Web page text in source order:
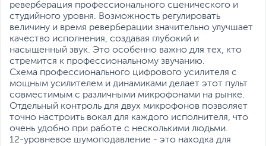
Размеры и вес
Размеры (Ш х В х Г) 28.7 х 15.1 х 5.8 см
Размеры упаковки (Ш х В
х Г)
34.5 х 21.5 х 11 см
Вес изделия 0.966 кг
Вес с упаковкой 1.75 кг
Заводские данные
Срок гарантии (мес.) 12
реверберация профессионального сценического и
студийного уровня. Возможность регулировать
величину и время реверберации значительно улучшает
качество исполнения, создавая глубокий и
насыщенный звук. Это особенно важно для тех, кто
стремится к профессиональному звучанию.
Схема профессионального цифрового усилителя с
мощным усилителем и динамиками делает этот пульт
совместимым с различными микрофонами на рынке.
Отдельный контроль для двух микрофонов позволяет
точно настроить вокал для каждого исполнителя, что
очень удобно при работе с несколькими людьми.
12-уровневое шумоподавление - это находка для